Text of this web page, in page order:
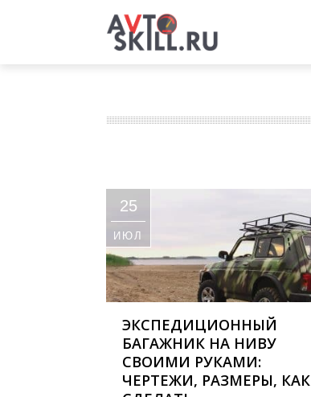
25
ИЮЛ
ЭКСПЕДИЦИОННЫЙ
БАГАЖНИК НА НИВУ
СВОИМИ РУКАМИ:
ЧЕРТЕЖИ, РАЗМЕРЫ, КАК